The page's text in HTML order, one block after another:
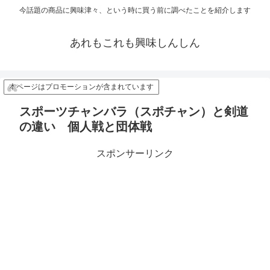
今話題の商品に興味津々、という時に買う前に調べたことを紹介します
あれもこれも興味しんしん
本ページはプロモーションが含まれています
スポーツチャンバラ（スポチャン）と剣道
の違い 個人戦と団体戦
スポンサーリンク